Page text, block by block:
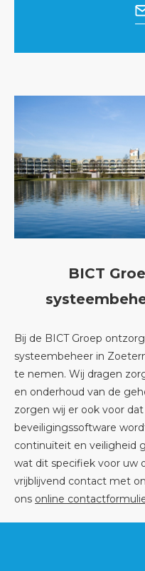
BICT
Bij de BICT Groep
systeembeheer in
te nemen. Wij dragen
en onderhoud van de
zorgen wij er ook voor
beveiligingssoftware
continuïteit en veiligheid
wat dit specifiek voor uw
vrijblijvend contact met
ons online